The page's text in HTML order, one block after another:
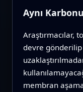
Aynı
Araştırmacılar,
devre
membran